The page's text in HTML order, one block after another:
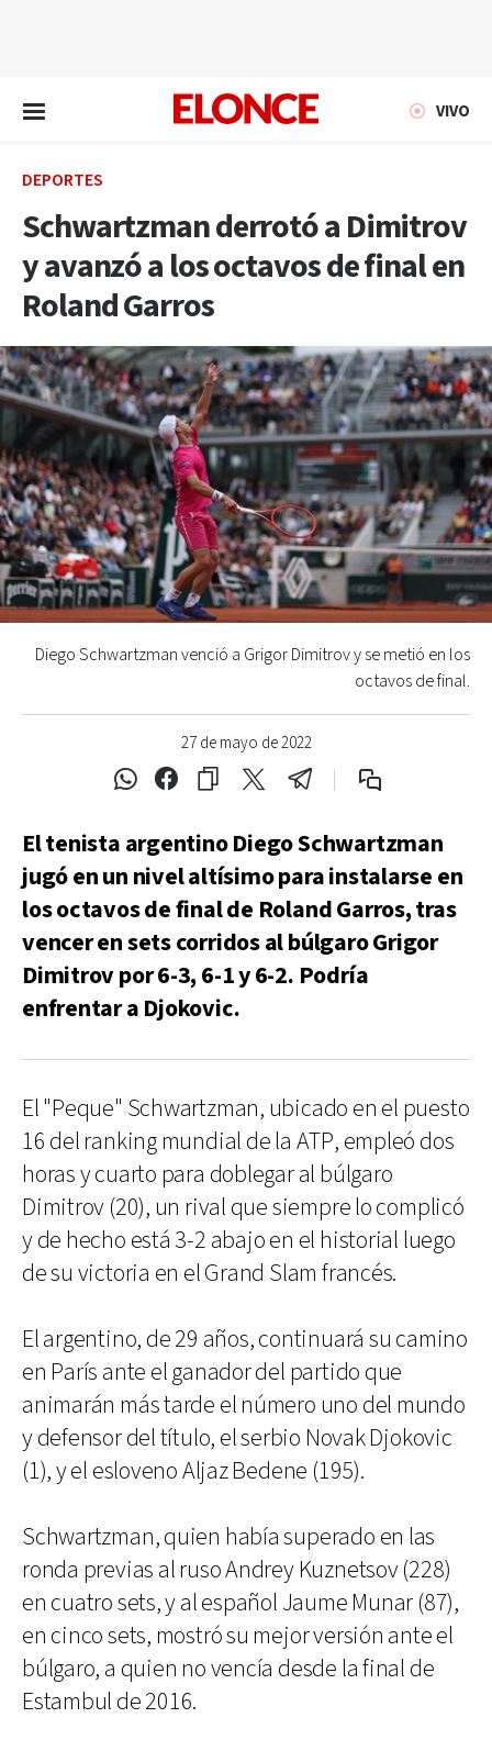
VIVO
DEPORTES
Schwartzman derrotó a Dimitrov
y avanzó a los octavos de final en
Roland Garros
27 de mayo de 2022
Diego Schwartzman venció a Grigor Dimitrov y se metió en los
octavos de final.
El tenista argentino Diego Schwartzman
jugó en un nivel altísimo para instalarse en
los octavos de final de Roland Garros, tras
vencer en sets corridos al búlgaro Grigor
Dimitrov por 6-3, 6-1 y 6-2. Podría
enfrentar a Djokovic.
El "Peque" Schwartzman, ubicado en el puesto
16 del ranking mundial de la ATP, empleó dos
horas y cuarto para doblegar al búlgaro
Dimitrov (20), un rival que siempre lo complicó
y de hecho está 3-2 abajo en el historial luego
de su victoria en el Grand Slam francés.
El argentino, de 29 años, continuará su camino
en París ante el ganador del partido que
animarán más tarde el número uno del mundo
y defensor del título, el serbio Novak Djokovic
(1), y el esloveno Aljaz Bedene (195).
Schwartzman, quien había superado en las
ronda previas al ruso Andrey Kuznetsov (228)
en cuatro sets, y al español Jaume Munar (87),
en cinco sets, mostró su mejor versión ante el
búlgaro, a quien no vencía desde la final de
Estambul de 2016.